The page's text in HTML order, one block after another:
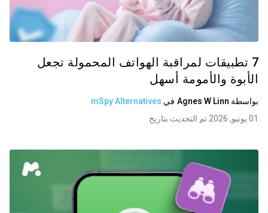
7 تطبيقات لمراقبة الهواتف المحمولة تجعل
الأبوة والأمومة أسهل
بواسطة Agnes W Linn في mSpy Alternatives
01 يونيو, 2026 تم التحديث بتاريخ